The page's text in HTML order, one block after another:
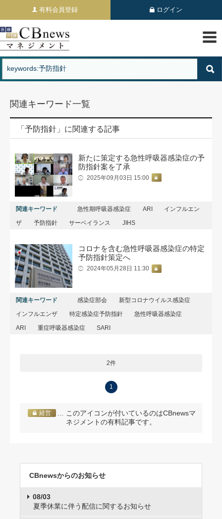
有料会員登録 ログイン
関連キーワード一覧
「予防指針」に関連する記事
新たに策定する急性呼吸器感染症の予
防指針案を了承
2025年09月03日 15:00
関連キーワード 急性期呼吸器感染症 ARI
インフルエン
ザ
予防指針 サーベイランス JIHS
コロナを含む急性呼吸器感染症の特定
予防指針策定へ
2024年05月28日 11:30
関連キーワード 感染症部会
新型コロナウイルス感染症
インフルエンザ
特定感染症予防指針
急性呼吸器感染症
ARI
重症呼吸器感染症 SARI
2件
1
経営
… このアイコンが付いているのはCBnewsマ
ネジメントの有料記事です。
CBnewsからのお知らせ
08/03
夏季休業に伴う配信に関するお知らせ